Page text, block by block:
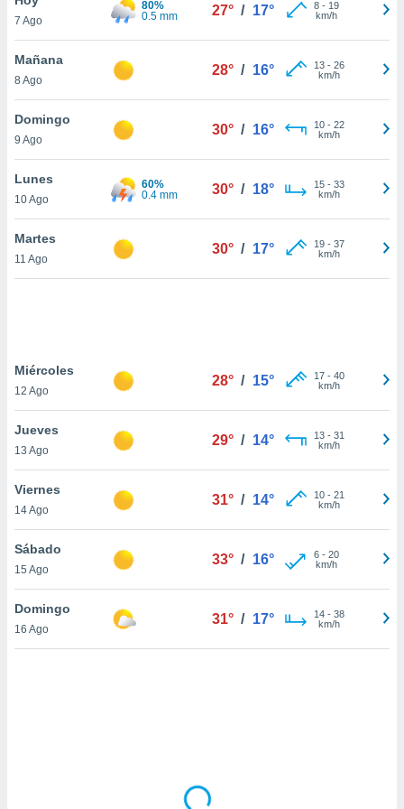
en
más
nuestra
de
aceptar
de
sitio
En
sean
el sitio
ni para
o
7 Ago
80%
0.5 mm
27° / 17° 8- 19
km/h
Mañana
8 Ago
28° / 16° 13- 26
km/h
Domingo
9 Ago
30° / 16° 10- 22
km/h
Lunes
10 Ago
60%
0.4 mm
30° / 18° 15- 33
km/h
Martes
11 Ago
30° / 17° 19- 37
km/h
Miércoles
12 Ago
28° / 15° 17- 40
km/h
Jueves
13 Ago
29° / 14° 13- 31
km/h
Viernes
14 Ago
31° / 14° 10- 21
km/h
Sábado
15 Ago
33° / 16° 6- 20
km/h
Domingo
16 Ago
31° / 17° 14- 38
km/h